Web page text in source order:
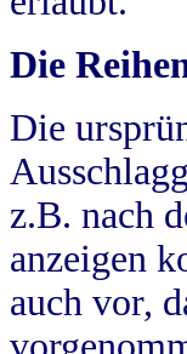
Die
Die
z.B. nach
anzeigen
auch vor,